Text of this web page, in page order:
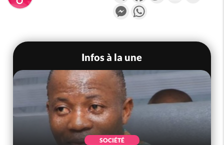
Messenger
Infos à la une
SOCIÉTÉ